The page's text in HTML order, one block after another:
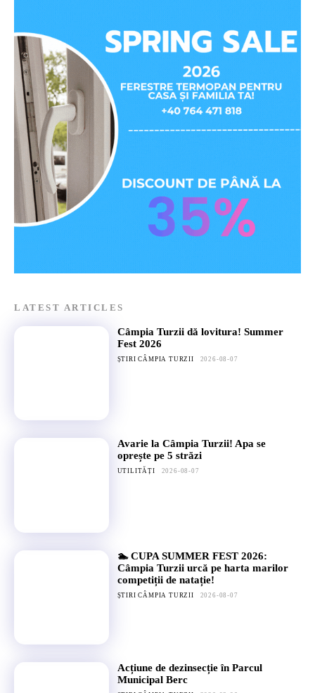
LATEST ARTICLES
Câmpia Turzii dă lovitura! Summer
Fest 2026
ȘTIRI CÂMPIA TURZII 2026-08-07
Avarie la Câmpia Turzii! Apa se
oprește pe 5 străzi
UTILITĂȚI 2026-08-07
🏊 CUPA SUMMER FEST 2026:
Câmpia Turzii urcă pe harta marilor
competiții de natație!
ȘTIRI CÂMPIA TURZII 2026-08-07
Acțiune de dezinsecție în Parcul
Municipal Berc